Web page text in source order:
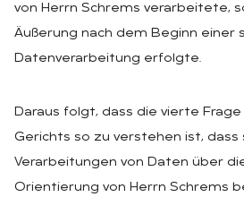
von Herrn Schrems verarbeitete,
Äußerung nach dem Beginn einer
Datenverarbeitung erfolgte.
Daraus folgt, dass die vierte
Gerichts so zu verstehen ist, dass
Verarbeitungen von Daten über
Orientierung von Herrn Schrems